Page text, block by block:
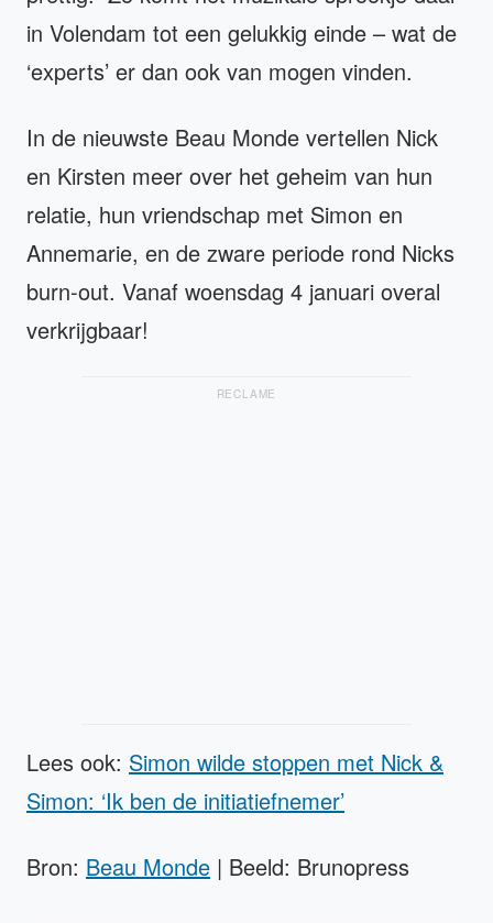
in Volendam tot een gelukkig einde – wat de
‘experts’ er dan ook van mogen vinden.
In de nieuwste Beau Monde vertellen Nick
en Kirsten meer over het geheim van hun
relatie, hun vriendschap met Simon en
Annemarie, en de zware periode rond Nicks
burn-out. Vanaf woensdag 4 januari overal
verkrijgbaar!
RECLAME
Lees ook: Simon wilde stoppen met Nick &
Simon: ‘Ik ben de initiatiefnemer’
Bron: Beau Monde | Beeld: Brunopress